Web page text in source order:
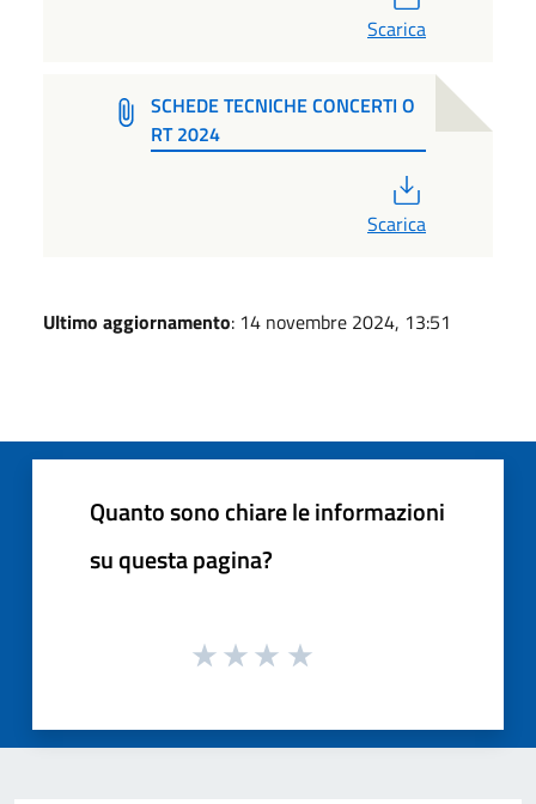
Scarica
SCHEDE TECNICHE CONCERTI O
RT 2024
Scarica
Ultimo aggiornamento: 14 novembre 2024, 13:51
Quanto sono chiare le informazioni
su questa pagina?